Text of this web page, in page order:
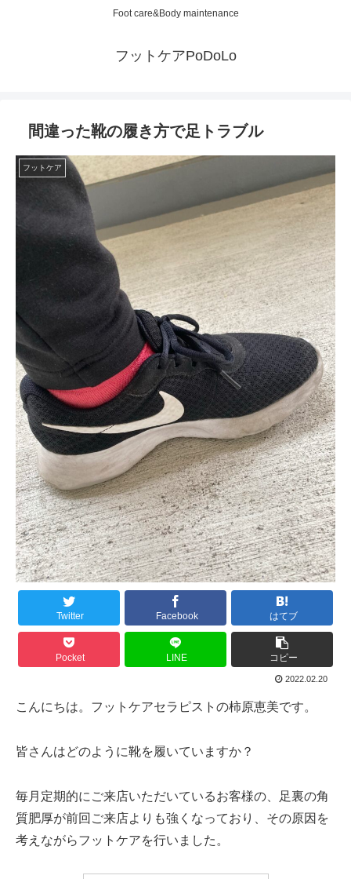
Foot care&Body maintenance
フットケアPoDoLo
間違った靴の履き方で足トラブル
フットケア
Twitter Facebook はてブ
Pocket LINE コピー
2022.02.20
こんにちは。フットケアセラピストの柿原恵美です。
皆さんはどのように靴を履いていますか？
毎月定期的にご来店いただいているお客様の、足裏の角
質肥厚が前回ご来店よりも強くなっており、その原因を
考えながらフットケアを行いました。